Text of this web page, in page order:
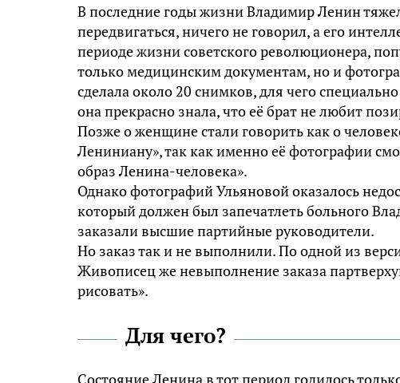
В последние годы жизни Владимир Ленин
передвигаться, ничего не говорил, а его
периоде жизни советского революционера,
только медицинским документам, но и
сделала около 20 снимков, для чего
она прекрасно знала, что её брат не любит
Позже о женщине стали говорить как о
Лениниану», так как именно её фотографии
образ Ленина-человека».
Однако фотографий Ульяновой оказалось
который должен был запечатлеть больного
заказали высшие партийные руководители.
Но заказ так и не выполнили. По одной из
Живописец же невыполнение заказа
рисовать».
Для чего?
Состояние Ленина в тот период годилось